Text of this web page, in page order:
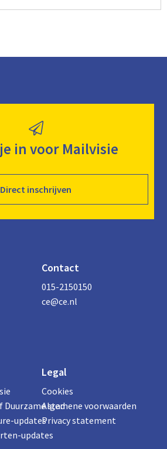
in voor Mailvisie
Direct inschrijven
Contact
015-2150150
ce@ce.nl
Duurzame stad
updates
updates
Legal
Cookies
Algemene voorwaarden
Privacy statement